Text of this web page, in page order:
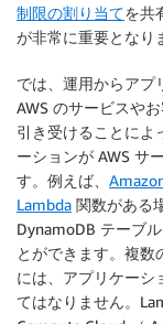
制限の割り当てを共
が非常に重要となり
では、運用からアプ
AWS のサービスや
引き受けることによ
ーションが AWS サ
す。例えば、
Lambda 関数がある
DynamoDB テーブ
とができます。複数
には、アプリケーシ
てはなりません。